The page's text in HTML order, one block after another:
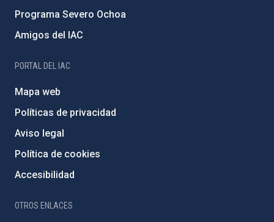
Programa Severo Ochoa
Amigos del IAC
PORTAL DEL IAC
Mapa web
Políticas de privacidad
Aviso legal
Política de cookies
Accesibilidad
OTROS ENLACES